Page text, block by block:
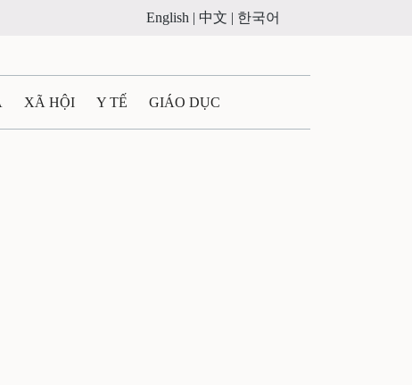
English | 中文 | 한국어
XÃ HỘI Y TẾ GIÁO DỤC
QUẢNG CÁO